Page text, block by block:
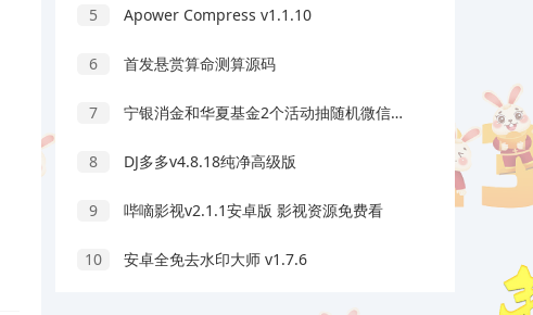
5 Apower Compress v1.1.10
6 首发悬赏算命测算源码
7 宁银消金和华夏基金2个活动抽随机微信红包 亲测中3.1元
8 DJ多多v4.8.18纯净高级版
9 哔嘀影视v2.1.1安卓版 影视资源免费看
10 安卓全免去水印大师 v1.7.6